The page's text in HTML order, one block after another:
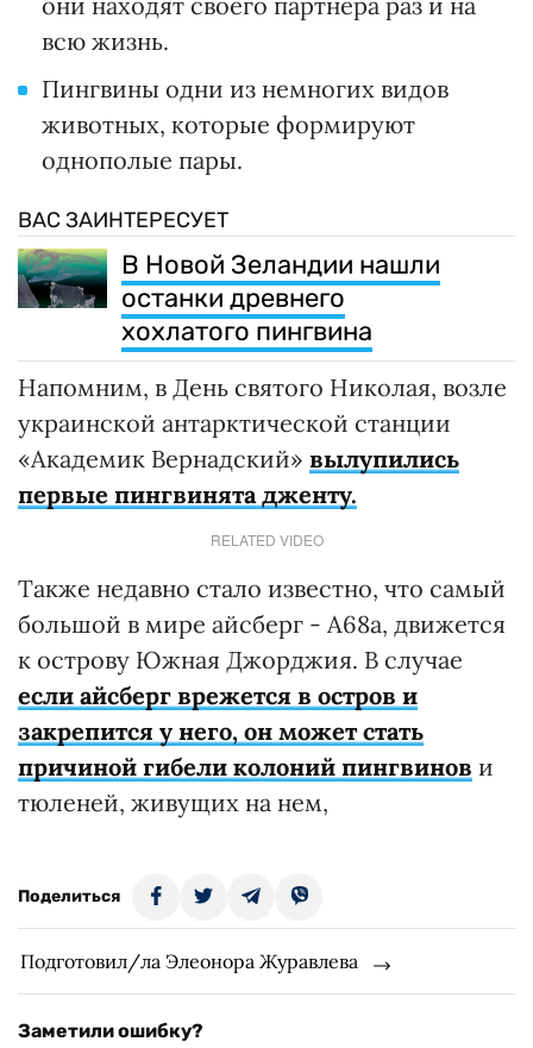
всю жизнь.
Пингвины одни из немногих видов
животных, которые формируют
однополые пары.
ВАС ЗАИНТЕРЕСУЕТ
В Новой Зеландии нашли
останки древнего
хохлатого пингвина
Напомним, в День святого Николая, возле
украинской антарктической станции
«Академик Вернадский» вылупились
первые пингвинята дженту.
RELATED VIDEO
Также недавно стало известно, что самый
большой в мире айсберг - А68а, движется
к острову Южная Джорджия. В случае
если айсберг врежется в остров и
закрепится у него, он может стать
причиной гибели колоний пингвинов и
тюленей, живущих на нем,
Поделиться
Подготовил/ла Элеонора Журавлева
Заметили ошибку?